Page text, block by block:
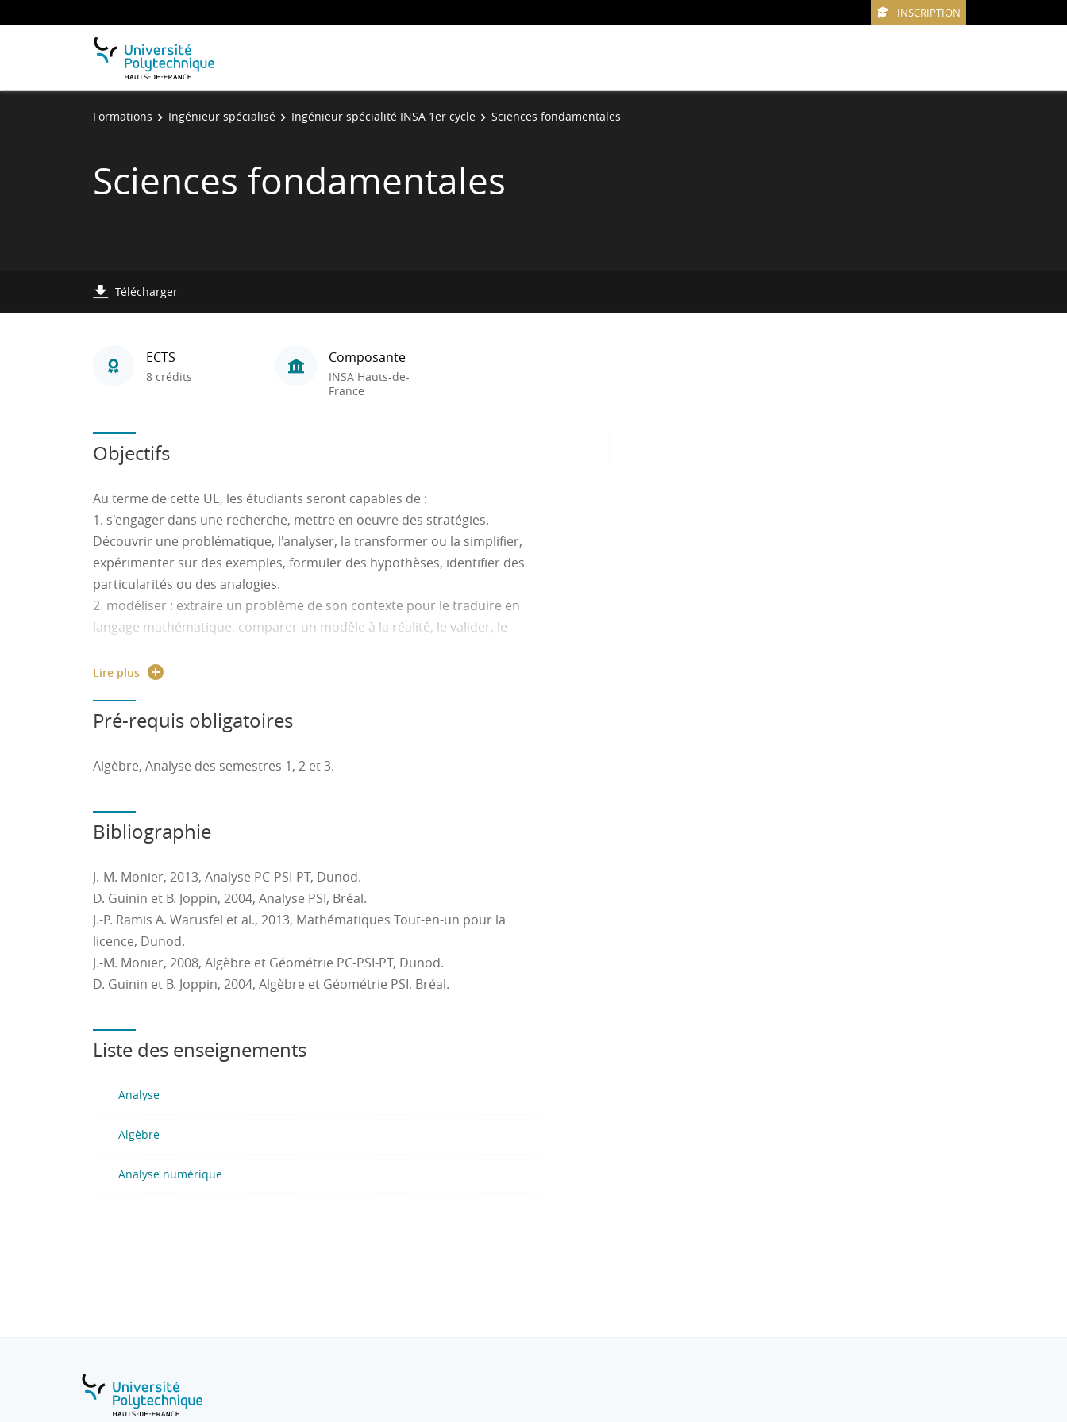
INSCRIPTION
Formations Ingénieur spécialisé Ingénieur spécialité INSA 1er cycle Sciences fondamentales
Sciences fondamentales
Télécharger
ECTS
8 crédits
Composante
INSA Hauts-de-
France
Objectifs
Au terme de cette UE, les étudiants seront capables de :
1. s'engager dans une recherche, mettre en oeuvre des stratégies.
Découvrir une problématique, l'analyser, la transformer ou la simplifier,
expérimenter sur des exemples, formuler des hypothèses, identifier des
particularités ou des analogies.
2. modéliser : extraire un problème de son contexte pour le traduire en
langage mathématique, comparer un modèle à la réalité, le valider, le
3. représenter : choisir le cadre (numérique, algébrique, géométrique …) le
mathématique, passer d'un mode de représentation à un autre, changer
de registre.
déductives, conduire une démonstration, confirmer ou infirmer une
contenant des symboles, organiser les différentes étapes d'un calcul
instrument (calculatrice, logiciel, etc.), contrôler les résultats.
6. communiquer à l'écrit et à l'oral : comprendre les énoncés
mathématiques écrits par d'autres, rédiger une solution rigoureuse,
présenter et défendre un travail mathématique.
Lire plus
Pré-requis obligatoires
Algèbre, Analyse des semestres 1, 2 et 3.
Bibliographie
J.-M. Monier, 2013, Analyse PC-PSI-PT, Dunod.
D. Guinin et B. Joppin, 2004, Analyse PSI, Bréal.
J.-P. Ramis A. Warusfel et al., 2013, Mathématiques Tout-en-un pour la
licence, Dunod.
J.-M. Monier, 2008, Algèbre et Géométrie PC-PSI-PT, Dunod.
D. Guinin et B. Joppin, 2004, Algèbre et Géométrie PSI, Bréal.
Liste des enseignements
Analyse
Algèbre
Analyse numérique